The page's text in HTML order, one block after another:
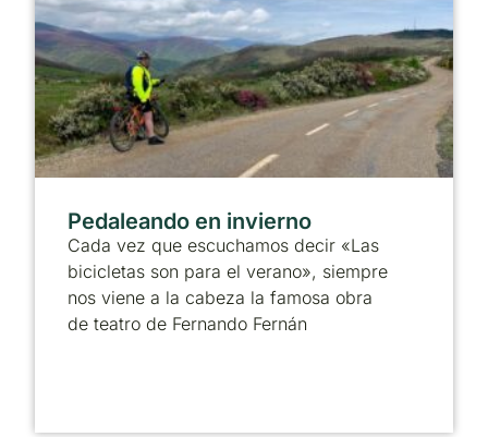
Pedaleando en invierno
Cada vez que escuchamos decir «Las
bicicletas son para el verano», siempre
nos viene a la cabeza la famosa obra
de teatro de Fernando Fernán